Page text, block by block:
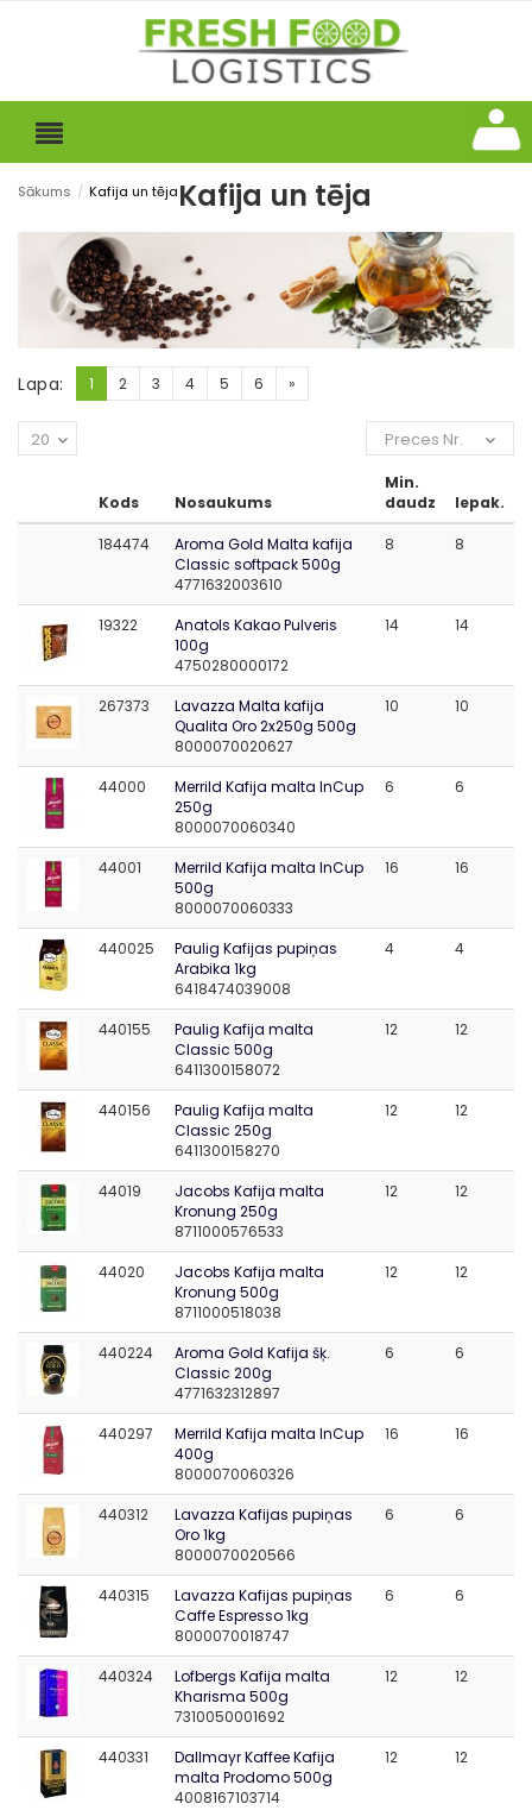
Sākums / Kafija un tējaKafija un tēja
Lapa: 1 2 3 4 5 6 »
Preces Nr.
20
Kods Nosaukums
Min.
daudz
Iepak.
184474
Aroma Gold Malta kafija
Classic softpack 500g
4771632003610
8 8
19322
Anatols Kakao Pulveris
100g
4750280000172
14 14
267373
Lavazza Malta kafija
Qualita Oro 2x250g 500g
8000070020627
10 10
44000
Merrild Kafija malta InCup
250g
8000070060340
6 6
44001
Merrild Kafija malta InCup
500g
8000070060333
16 16
440025
Paulig Kafijas pupiņas
Arabika 1kg
6418474039008
4 4
440155
Paulig Kafija malta
Classic 500g
6411300158072
12 12
440156
Paulig Kafija malta
Classic 250g
6411300158270
12 12
44019
Jacobs Kafija malta
Kronung 250g
8711000576533
12 12
44020
Jacobs Kafija malta
Kronung 500g
8711000518038
12 12
440224
Aroma Gold Kafija šķ.
Classic 200g
4771632312897
6 6
440297
Merrild Kafija malta InCup
400g
8000070060326
16 16
440312
Lavazza Kafijas pupiņas
Oro 1kg
8000070020566
6 6
440315
Lavazza Kafijas pupiņas
Caffe Espresso 1kg
8000070018747
6 6
440324
Lofbergs Kafija malta
Kharisma 500g
7310050001692
12 12
440331
Dallmayr Kaffee Kafija
malta Prodomo 500g
4008167103714
12 12